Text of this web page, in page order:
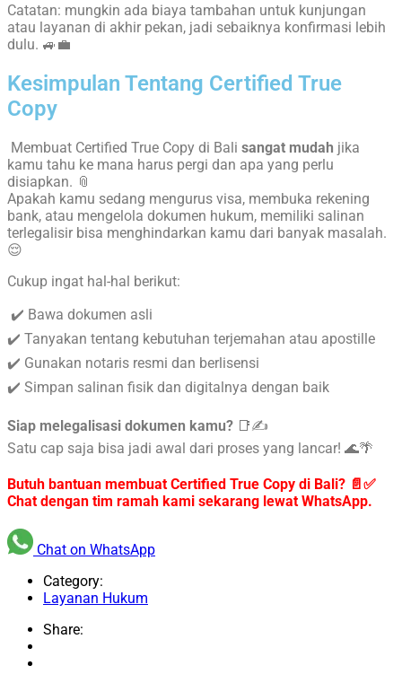
Catatan: mungkin ada biaya tambahan untuk kunjungan
atau layanan di akhir pekan, jadi sebaiknya konfirmasi lebih
dulu. 🚙💼
Kesimpulan Tentang Certified True
Copy
Membuat Certified True Copy di Bali sangat mudah jika
kamu tahu ke mana harus pergi dan apa yang perlu
disiapkan. 📎
Apakah kamu sedang mengurus visa, membuka rekening
bank, atau mengelola dokumen hukum, memiliki salinan
terlegalisir bisa menghindarkan kamu dari banyak masalah.
😌
Cukup ingat hal-hal berikut:
✔️ Bawa dokumen asli
✔️ Tanyakan tentang kebutuhan terjemahan atau apostille
✔️ Gunakan notaris resmi dan berlisensi
✔️ Simpan salinan fisik dan digitalnya dengan baik
Siap melegalisasi dokumen kamu? 📑✍️
Satu cap saja bisa jadi awal dari proses yang lancar! 🌊🌴
Butuh bantuan membuat Certified True Copy di Bali? 📄✅
Chat dengan tim ramah kami sekarang lewat WhatsApp.
Chat on WhatsApp
Category:
Layanan Hukum
Share: